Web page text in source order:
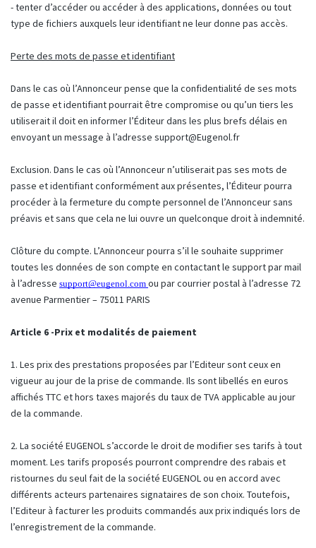
- tenter d’accéder ou accéder à des applications, données ou tout
type de fichiers auxquels leur identifiant ne leur donne pas accès.
Perte des mots de passe et identifiant
Dans le cas où l’Annonceur pense que la confidentialité de ses mots
de passe et identifiant pourrait être compromise ou qu’un tiers les
utiliserait il doit en informer l’Éditeur dans les plus brefs délais en
envoyant un message à l’adresse support@Eugenol.fr
Exclusion. Dans le cas où l’Annonceur n’utiliserait pas ses mots de
passe et identifiant conformément aux présentes, l’Éditeur pourra
procéder à la fermeture du compte personnel de l’Annonceur sans
préavis et sans que cela ne lui ouvre un quelconque droit à indemnité.
Clôture du compte. L’Annonceur pourra s’il le souhaite supprimer
toutes les données de son compte en contactant le support par mail
à l’adresse support@eugenol.com ou par courrier postal à l’adresse 72
avenue Parmentier – 75011 PARIS
Article 6 -Prix et modalités de paiement
1. Les prix des prestations proposées par l’Editeur sont ceux en
vigueur au jour de la prise de commande. Ils sont libellés en euros
affichés TTC et hors taxes majorés du taux de TVA applicable au jour
de la commande.
2. La société EUGENOL s’accorde le droit de modifier ses tarifs à tout
moment. Les tarifs proposés pourront comprendre des rabais et
ristournes du seul fait de la société EUGENOL ou en accord avec
différents acteurs partenaires signataires de son choix. Toutefois,
l’Editeur à facturer les produits commandés aux prix indiqués lors de
l’enregistrement de la commande.